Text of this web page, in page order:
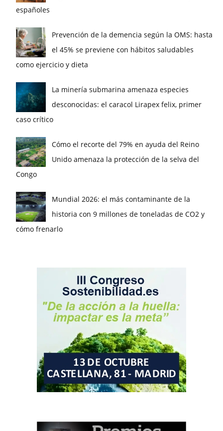
españoles
Prevención de la demencia según la OMS: hasta
el 45% se previene con hábitos saludables
como ejercicio y dieta
La minería submarina amenaza especies
desconocidas: el caracol Lirapex felix, primer
caso crítico
Cómo el recorte del 79% en ayuda del Reino
Unido amenaza la protección de la selva del
Congo
Mundial 2026: el más contaminante de la
historia con 9 millones de toneladas de CO2 y
cómo frenarlo